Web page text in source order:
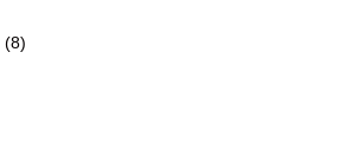
(8)